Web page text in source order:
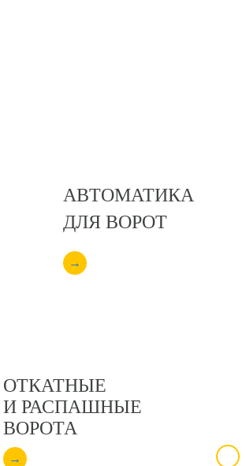
АВТОМАТИКА
ДЛЯ ВОРОТ
→
ОТКАТНЫЕ
И РАСПАШНЫЕ
ВОРОТА
→